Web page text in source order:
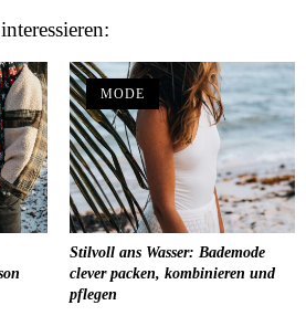
MODE
Stilvoll ans Wasser: Bademode
clever packen, kombinieren und
pflegen